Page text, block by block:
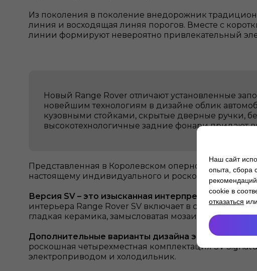
Из поколения в поколение внедорожник
линия и восходящая линяя порогов. Вместе с
линии формируют невероятно привлекательный
Новый Range Rover отличают установленные
новейшим технологиям в дизайне облик
кузовными стойками, скрытые дверные ручки,
высокотехнологичные задние фонари
Представленная в Королевском оперном театре
настоящему индивидуального и роскошного
Версия SV – это изысканная интерпретация
интерьера Range Rover SV включает в себя
гладкая керамика, замысловатая мозаика в стиле
Дополнительные варианты дизайна экстерьера,
роскошная четырехместная комплектация SV
электроприводом и холодильник.
Наш сайт
опыта, сбора
cookie в
отказаться или